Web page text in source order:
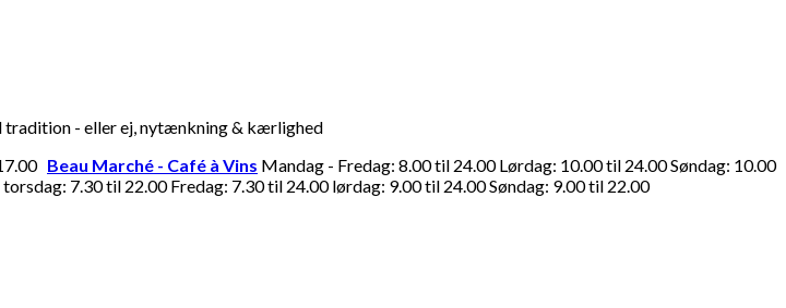
tradition - eller ej, nytænkning & kærlighed
Beau Marché - Café à Vins Mandag - Fredag: 8.00 til 24.00 Lørdag: 10.00 til 24.00 Søndag: 10.00
7.30 til 22.00 Fredag: 7.30 til 24.00 lørdag: 9.00 til 24.00 Søndag: 9.00 til 22.00